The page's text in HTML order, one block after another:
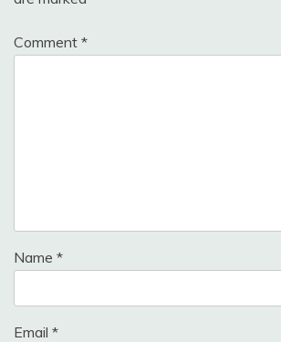
Comment *
Name *
Email *